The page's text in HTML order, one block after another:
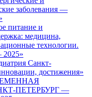
заболевания —
питание и
медицина,
технологии.
2025»
Санкт-
достижения»
ПЕТЕРБУРГ —